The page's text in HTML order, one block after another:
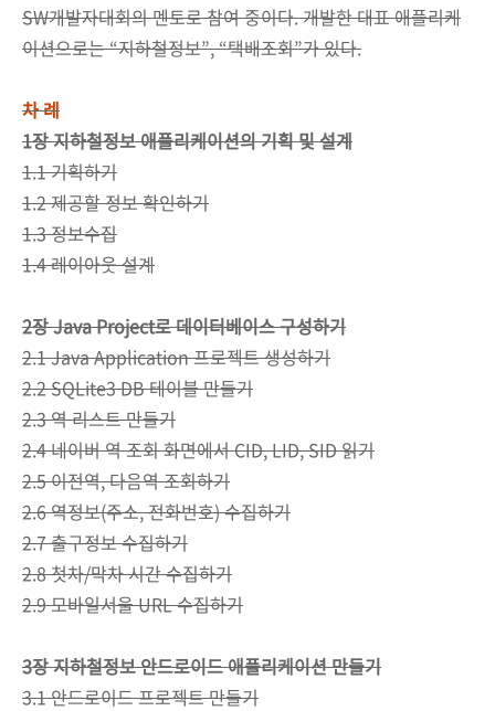
SW개발자대회의 멘토로 참여 중이다. 개발한 대표 애플리케
이션으로는 “지하철정보”, “택배조회”가 있다.
차 례
1장 지하철정보 애플리케이션의 기획 및 설계
1.1 기획하기
1.2 제공할 정보 확인하기
1.3 정보수집
1.4 레이아웃 설계
2장 Java Project로 데이터베이스 구성하기
2.1 Java Application 프로젝트 생성하기
2.2 SQLite3 DB 테이블 만들기
2.3 역 리스트 만들기
2.4 네이버 역 조회 화면에서 CID, LID, SID 읽기
2.5 이전역, 다음역 조회하기
2.6 역정보(주소, 전화번호) 수집하기
2.7 출구정보 수집하기
2.8 첫차/막차 시간 수집하기
2.9 모바일서울 URL 수집하기
3장 지하철정보 안드로이드 애플리케이션 만들기
3.1 안드로이드 프로젝트 만들기